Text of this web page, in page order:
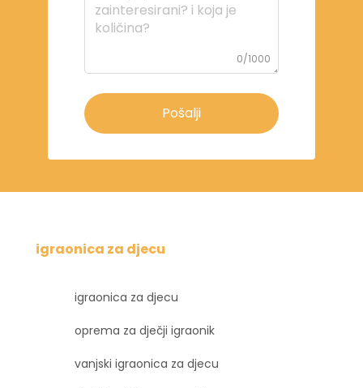
0/1000
Pošalji
igraonica za djecu
igraonica za djecu
oprema za dječji igraonik
vanjski igraonica za djecu